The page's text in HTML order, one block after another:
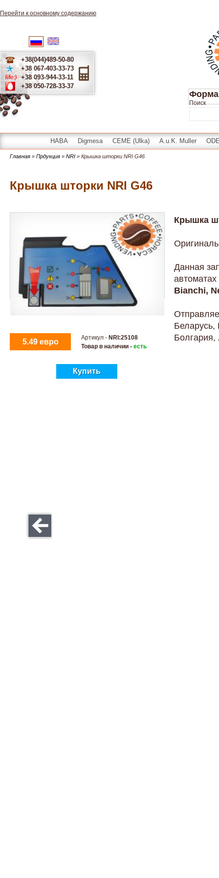
Перейти к основному содержанию
Русский
+38(044)489-50-80
+38 067-403-33-73
+38 093-944-33-11
+38 050-728-33-37
Форма
Поиск
HABA Digmesa CEME (Ulka) A.u.K. Muller
Главная » Прдукция » NRI » Крышка шторки NRI G46
Крышка шторки NRI G46
5.49 евро Артикул - NRI:25108
Товар в наличии - есть
Купить
Крышка
Данная
Bianchi,
Беларусь,
Болгария,